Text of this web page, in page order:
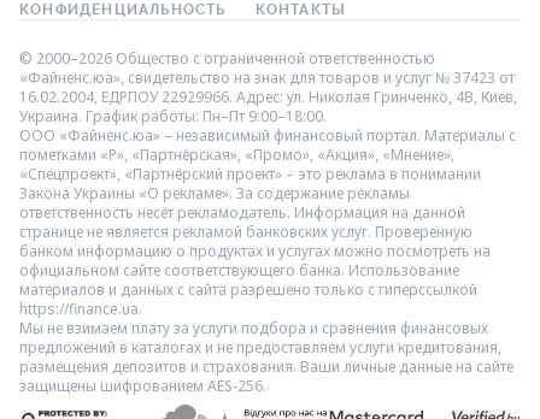
КОНФИДЕНЦИАЛЬНОСТЬ КОНТАКТЫ
© 2000–2026 Общество с ограниченной ответственностью
«Файненс.юа», свидетельство на знак для товаров и услуг № 37423 от
16.02.2004, ЕДРПОУ 22929966. Адрес: ул. Николая Гринченко, 4В, Киев,
Украина. График работы: Пн–Пт 9:00–18:00.
ООО «Файненс.юа» – независимый финансовый портал. Материалы с
пометками «Р», «Партнёрская», «Промо», «Акция», «Мнение»,
«Спецпроект», «Партнёрский проект» – это реклама в понимании
Закона Украины «О рекламе». За содержание рекламы
ответственность несёт рекламодатель. Информация на данной
странице не является рекламой банковских услуг. Проверенную
банком информацию о продуктах и услугах можно посмотреть на
официальном сайте соответствующего банка. Использование
материалов и данных с сайта разрешено только с гиперссылкой
https://finance.ua.
Мы не взимаем плату за услуги подбора и сравнения финансовых
предложений в каталогах и не предоставляем услуги кредитования,
размещения депозитов и страхования. Ваши личные данные на сайте
защищены шифрованием AES-256.